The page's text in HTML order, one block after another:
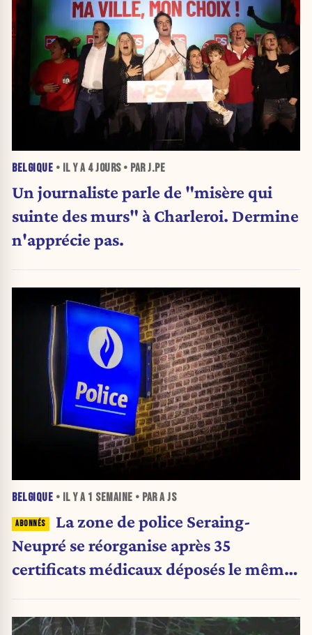
BELGIQUE • IL Y A 4 JOURS• PAR J.PE
Un journaliste parle de "misère qui
suinte des murs" à Charleroi. Dermine
n'apprécie pas.
BELGIQUE • IL Y A 1 SEMAINE • PAR A JS
La zone de police Seraing-
Neupré se réorganise après 35
certificats médicaux déposés le même